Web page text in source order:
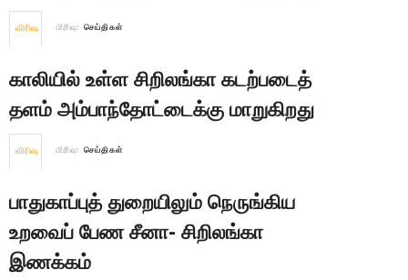
விரிவு பிரிவு: செய்திகள்
காலியில் உள்ள சிறிலங்கா கடற்படைத்
தளம் அம்பாந்தோட்டைக்கு மாறுகிறது
விரிவு பிரிவு: செய்திகள்
பாதுகாப்புத் துறையிலும் நெருங்கிய
உறவைப் பேண சீனா- சிறிலங்கா
இணக்கம்